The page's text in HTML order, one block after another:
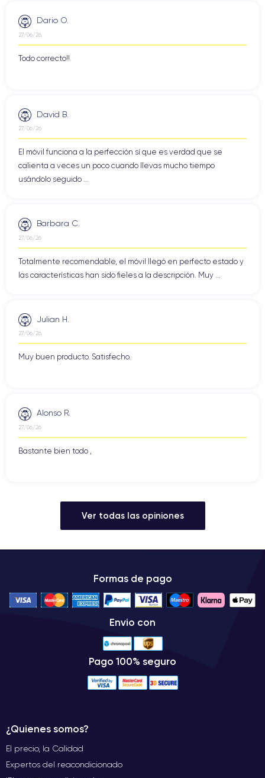
Dario O.
27/06/26
Todo correcto!!
David B.
27/06/26
El móvil funciona a la perfección sí que es verdad que se
calienta a veces un poco cuando llevas mucho tiempo
usándolo seguido ...
Barbara C.
27/06/26
Totalmente recomendable, el móvil llegó en perfecto estado y
las características han sido fieles a la descripción. Muy ...
Julian H.
27/06/26
Muy buen producto. Satisfecho.
Alonso R.
27/06/26
Bastante bien todo ,
Ver todas las opiniones
Formas de pago
Envio con
Pago 100% seguro
¿Quienes somos?
El precio, la Calidad
Expertos del reacondicionado